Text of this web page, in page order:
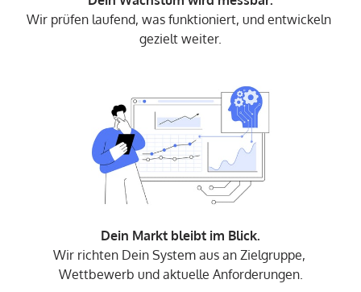
Wir prüfen laufend, was funktioniert, und entwickeln
gezielt weiter.
Wir richten Dein System aus an Zielgruppe,
Wettbewerb und aktuelle Anforderungen.